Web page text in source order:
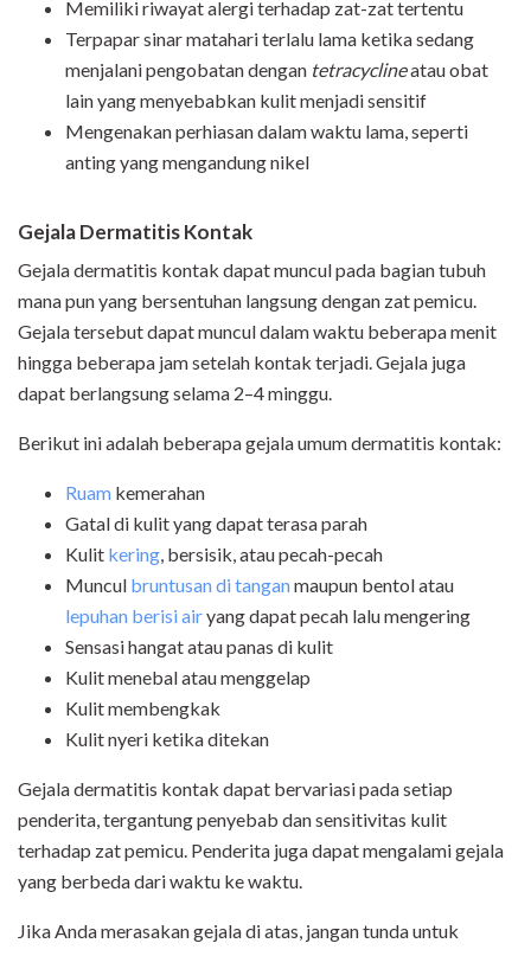
Memiliki riwayat alergi terhadap zat-zat tertentu
Terpapar sinar matahari terlalu lama ketika sedang
menjalani pengobatan dengan tetracyclineatau obat
lain yang menyebabkan kulit menjadi sensitif
Mengenakan perhiasan dalam waktu lama, seperti
anting yang mengandung nikel
Gejala Dermatitis Kontak
Gejala dermatitis kontak dapat muncul pada bagian tubuh
mana pun yang bersentuhan langsung dengan zat pemicu.
Gejala tersebut dapat muncul dalam waktu beberapa menit
hingga beberapa jam setelah kontak terjadi. Gejala juga
dapat berlangsung selama 2–4 minggu.
Berikut ini adalah beberapa gejala umum dermatitis kontak:
Ruam kemerahan
Gatal di kulit yang dapat terasa parah
Kulit kering, bersisik, atau pecah-pecah
Muncul bruntusan di tanganmaupun bentol atau
lepuhan berisi airyang dapat pecah lalu mengering
Sensasi hangat atau panas di kulit
Kulit menebal atau menggelap
Kulit membengkak
Kulit nyeri ketika ditekan
Gejala dermatitis kontak dapat bervariasi pada setiap
penderita, tergantung penyebab dan sensitivitas kulit
terhadap zat pemicu. Penderita juga dapat mengalami gejala
yang berbeda dari waktu ke waktu.
Jika Anda merasakan gejala di atas, jangan tunda untuk